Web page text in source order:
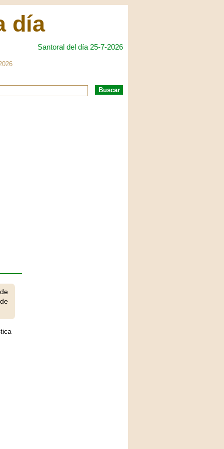
día
Santoral del día 25-7-2026